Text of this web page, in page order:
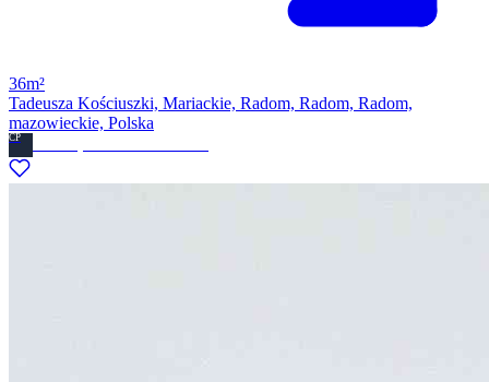
36m²
Tadeusza Kościuszki, Mariackie, Radom, Radom, Radom,
mazowieckie, Polska
CP